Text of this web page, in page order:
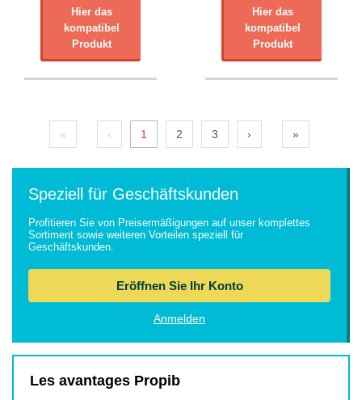
Hier das
kompatibel
Produkt
Hier das
kompatibel
Produkt
« ‹ 1 2 3 › »
Speziell für Geschäftskunden
Profitieren Sie von Preisermäßigungen auf unser komplettes
Sortiment sowie weiteren Vorteilen speziell für
Geschäftskunden.
Eröffnen Sie Ihr Konto
Anmelden
Les avantages Propib